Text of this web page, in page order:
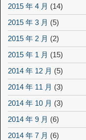
2015 年 4 月 (14)
2015 年 3 月 (5)
2015 年 2 月 (2)
2015 年 1 月 (15)
2014 年 12 月 (5)
2014 年 11 月 (3)
2014 年 10 月 (3)
2014 年 9 月 (6)
2014 年 7 月 (6)